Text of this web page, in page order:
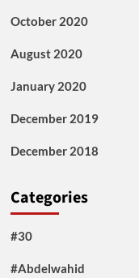
October 2020
August 2020
January 2020
December 2019
December 2018
Categories
#30
#Abdelwahid